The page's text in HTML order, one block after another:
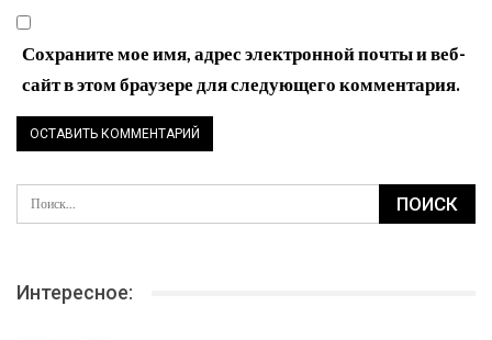
Сохраните мое имя, адрес электронной почты и веб-
сайт в этом браузере для следующего комментария.
Интересное: